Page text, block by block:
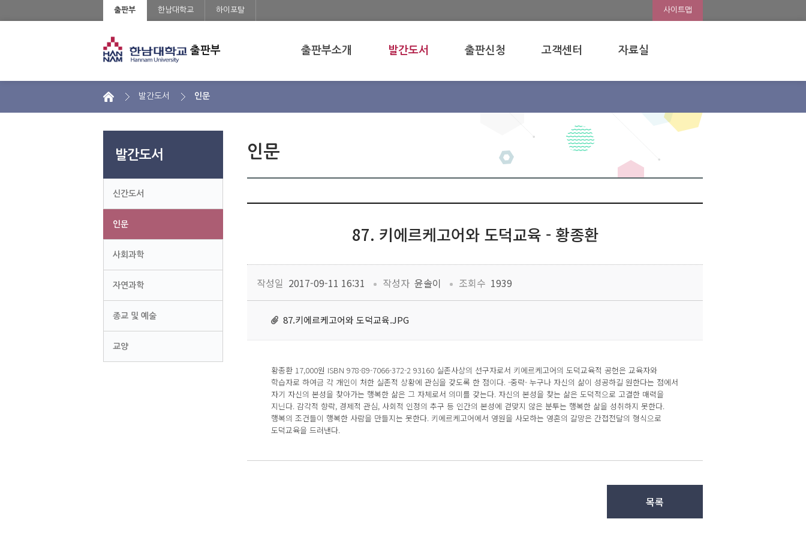
출판부 한남대학교 하이포탈 사이트맵
출판부 출판부소개 발간도서 출판신청 고객센터 자료실
발간도서 인문
발간도서
신간도서
인문
사회과학
자연과학
종교 및 예술
교양
인문
87. 키에르케고어와 도덕교육 - 황종환
작성일 2017-09-11 16:31 작성자 윤솔이 조회수 1939
87.키에르케고어와 도덕교육.JPG
황종환 17,000원 ISBN 978-89-7066-372-2 93160 실존사상의 선구자로서 키에르케고어의 도덕교육적 공헌은 교육자와
학습자로 하여금 각 개인이 처한 실존적 상황에 관심을 갖도록 한 점이다. -중략- 누구나 자신의 삶이 성공하길 원한다는 점에서
자기 자신의 본성을 찾아가는 행복한 삶은 그 자체로서 의미를 갖는다. 자신의 본성을 찾는 삶은 도덕적으로 고결한 매력을
지닌다. 감각적 향락, 경제적 관심, 사회적 인정의 추구 등 인간의 본성에 걷맞지 않은 분투는 행복한 삶을 성취하지 못한다.
행복의 조건들이 행복한 사람을 만들지는 못한다. 키에르케고어에서 영원을 사모하는 영혼의 갈망은 간접전달의 형식으로
도덕교육을 드러낸다.
목록